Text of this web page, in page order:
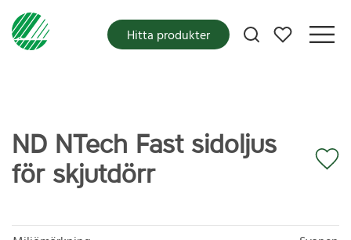
Mina favoriter
Hitta produkter
ND NTech Fast sidoljus
för skjutdörr